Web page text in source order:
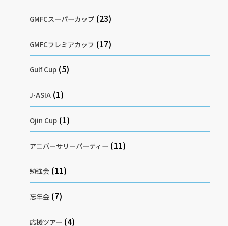
GMFCスーパーカップ (23)
GMFCプレミアカップ (17)
Gulf Cup (5)
J-ASIA (1)
Ojin Cup (1)
アニバーサリーパーティー (11)
勉強会 (11)
忘年会 (7)
応援ツアー (4)